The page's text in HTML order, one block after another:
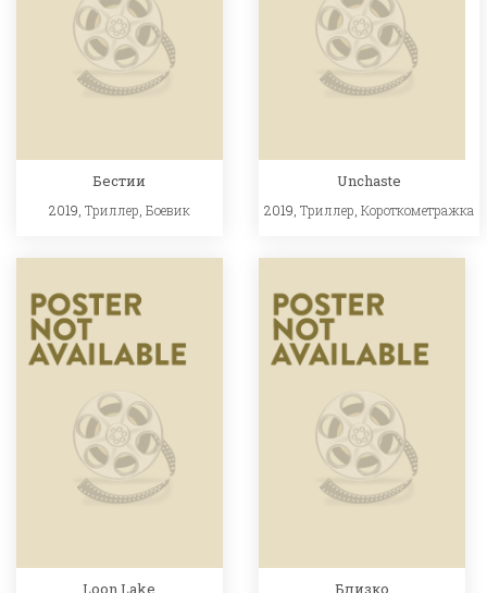
Бестии
2019, Триллер, Боевик
Unchaste
2019,Триллер,Короткометражка
Loon Lake Близко